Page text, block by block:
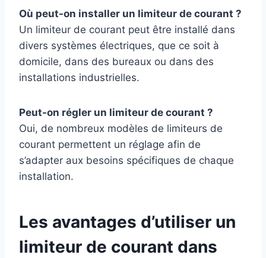
Où peut-on installer un limiteur de courant ?
Un limiteur de courant peut être installé dans
divers systèmes électriques, que ce soit à
domicile, dans des bureaux ou dans des
installations industrielles.
Peut-on régler un limiteur de courant ?
Oui, de nombreux modèles de limiteurs de
courant permettent un réglage afin de
s’adapter aux besoins spécifiques de chaque
installation.
Les avantages d’utiliser un
limiteur de courant dans